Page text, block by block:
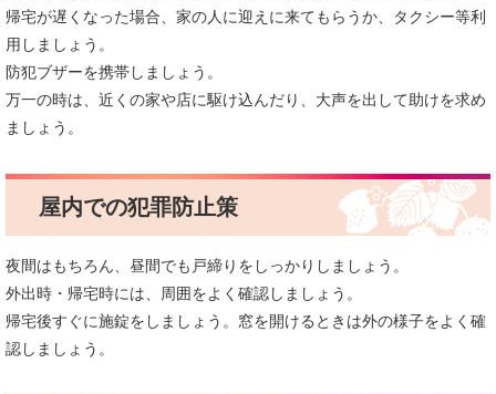
帰宅が遅くなった場合、家の人に迎えに来てもらうか、タクシー等利
用しましょう。
防犯ブザーを携帯しましょう。
万一の時は、近くの家や店に駆け込んだり、大声を出して助けを求め
ましょう。
屋内での犯罪防止策
夜間はもちろん、昼間でも戸締りをしっかりしましょう。
外出時・帰宅時には、周囲をよく確認しましょう。
帰宅後すぐに施錠をしましょう。窓を開けるときは外の様子をよく確
認しましょう。